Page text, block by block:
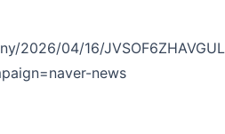
04/16/
news